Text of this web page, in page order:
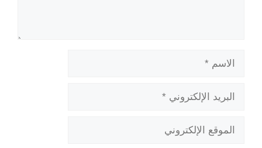
الاسم
البريد
الإلكتروني
الموقع
الإلكتروني